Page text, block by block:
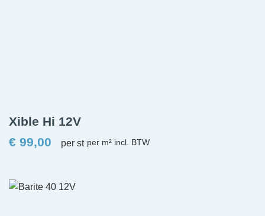
Xible Hi 12V
€ 99,00 per st